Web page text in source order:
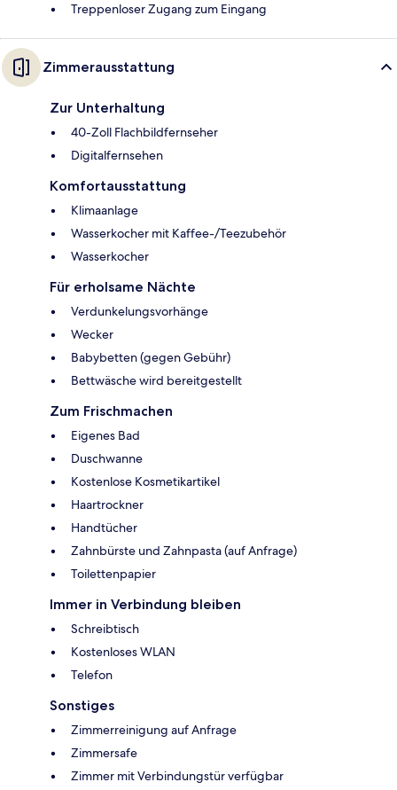
Treppenloser Zugang zum Eingang
Zimmerausstattung
Zur Unterhaltung
40-Zoll Flachbildfernseher
Digitalfernsehen
Komfortausstattung
Klimaanlage
Wasserkocher mit Kaffee-/Teezubehör
Wasserkocher
Für erholsame Nächte
Verdunkelungsvorhänge
Wecker
Babybetten (gegen Gebühr)
Bettwäsche wird bereitgestellt
Zum Frischmachen
Eigenes Bad
Duschwanne
Kostenlose Kosmetikartikel
Haartrockner
Handtücher
Zahnbürste und Zahnpasta (auf Anfrage)
Toilettenpapier
Immer in Verbindung bleiben
Schreibtisch
Kostenloses WLAN
Telefon
Sonstiges
Zimmerreinigung auf Anfrage
Zimmersafe
Zimmer mit Verbindungstür verfügbar